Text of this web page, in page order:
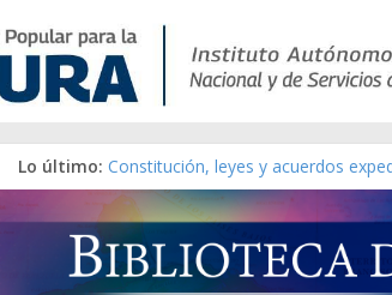
Lo último: Constitución, leyes y acuerdos
Una Parálisis [material gráfico]
Modesta Bor Sánchez [material
Gaceta Oficial de la República de
Catálogo temático de obras de